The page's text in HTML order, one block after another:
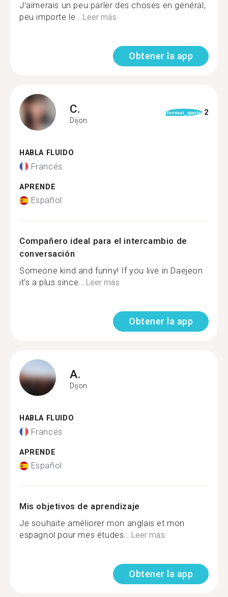
J'aimerais un peu parler des choses en général,
peu importe le...Leer más
Obtener la app
C.
Dijon
format_quote 2
HABLA FLUIDO
Francés
APRENDE
Español
Compañero ideal para el intercambio de
conversación
Someone kind and funny! If you live in Daejeon
it's a plus since...Leer más
Obtener la app
A.
Dijon
HABLA FLUIDO
Francés
APRENDE
Español
Mis objetivos de aprendizaje
Je souhaite améliorer mon anglais et mon
espagnol pour mes études...Leer más
Obtener la app